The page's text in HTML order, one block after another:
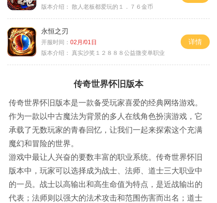
版本介绍： 散人老板都爱玩的１．７６金币
永恒之刃
开服时间： 02月/01日
版本介绍： 真实沙奖１２８８８公益微变单职业
详情
传奇世界怀旧版本
传奇世界怀旧版本是一款备受玩家喜爱的经典网络游戏。
作为一款以中古魔法为背景的多人在线角色扮演游戏，它
承载了无数玩家的青春回忆，让我们一起来探索这个充满
魔幻和冒险的世界。
游戏中最让人兴奋的要数丰富的职业系统。传奇世界怀旧
版本中，玩家可以选择成为战士、法师、道士三大职业中
的一员。战士以高输出和高生命值为特点，是近战输出的
代表；法师则以强大的法术攻击和范围伤害而出名；道士